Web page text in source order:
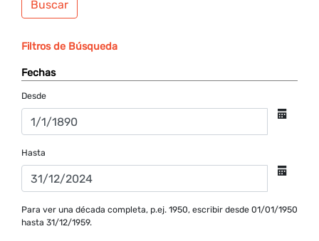
Buscar
Filtros de Búsqueda
Fechas
Desde
Hasta
Para ver una década completa, p.ej. 1950, escribir desde 01/01/1950
hasta 31/12/1959.